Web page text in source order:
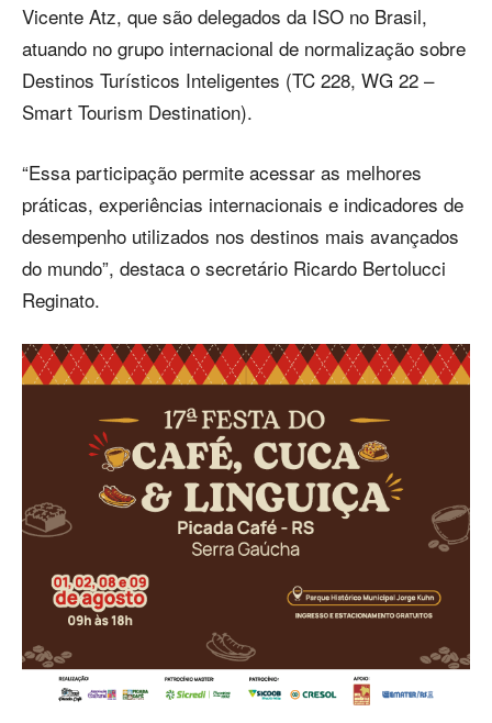
Vicente Atz, que são delegados da ISO no Brasil,
atuando no grupo internacional de normalização sobre
Destinos Turísticos Inteligentes (TC 228, WG 22 –
Smart Tourism Destination).
“Essa participação permite acessar as melhores
práticas, experiências internacionais e indicadores de
desempenho utilizados nos destinos mais avançados
do mundo”, destaca o secretário Ricardo Bertolucci
Reginato.